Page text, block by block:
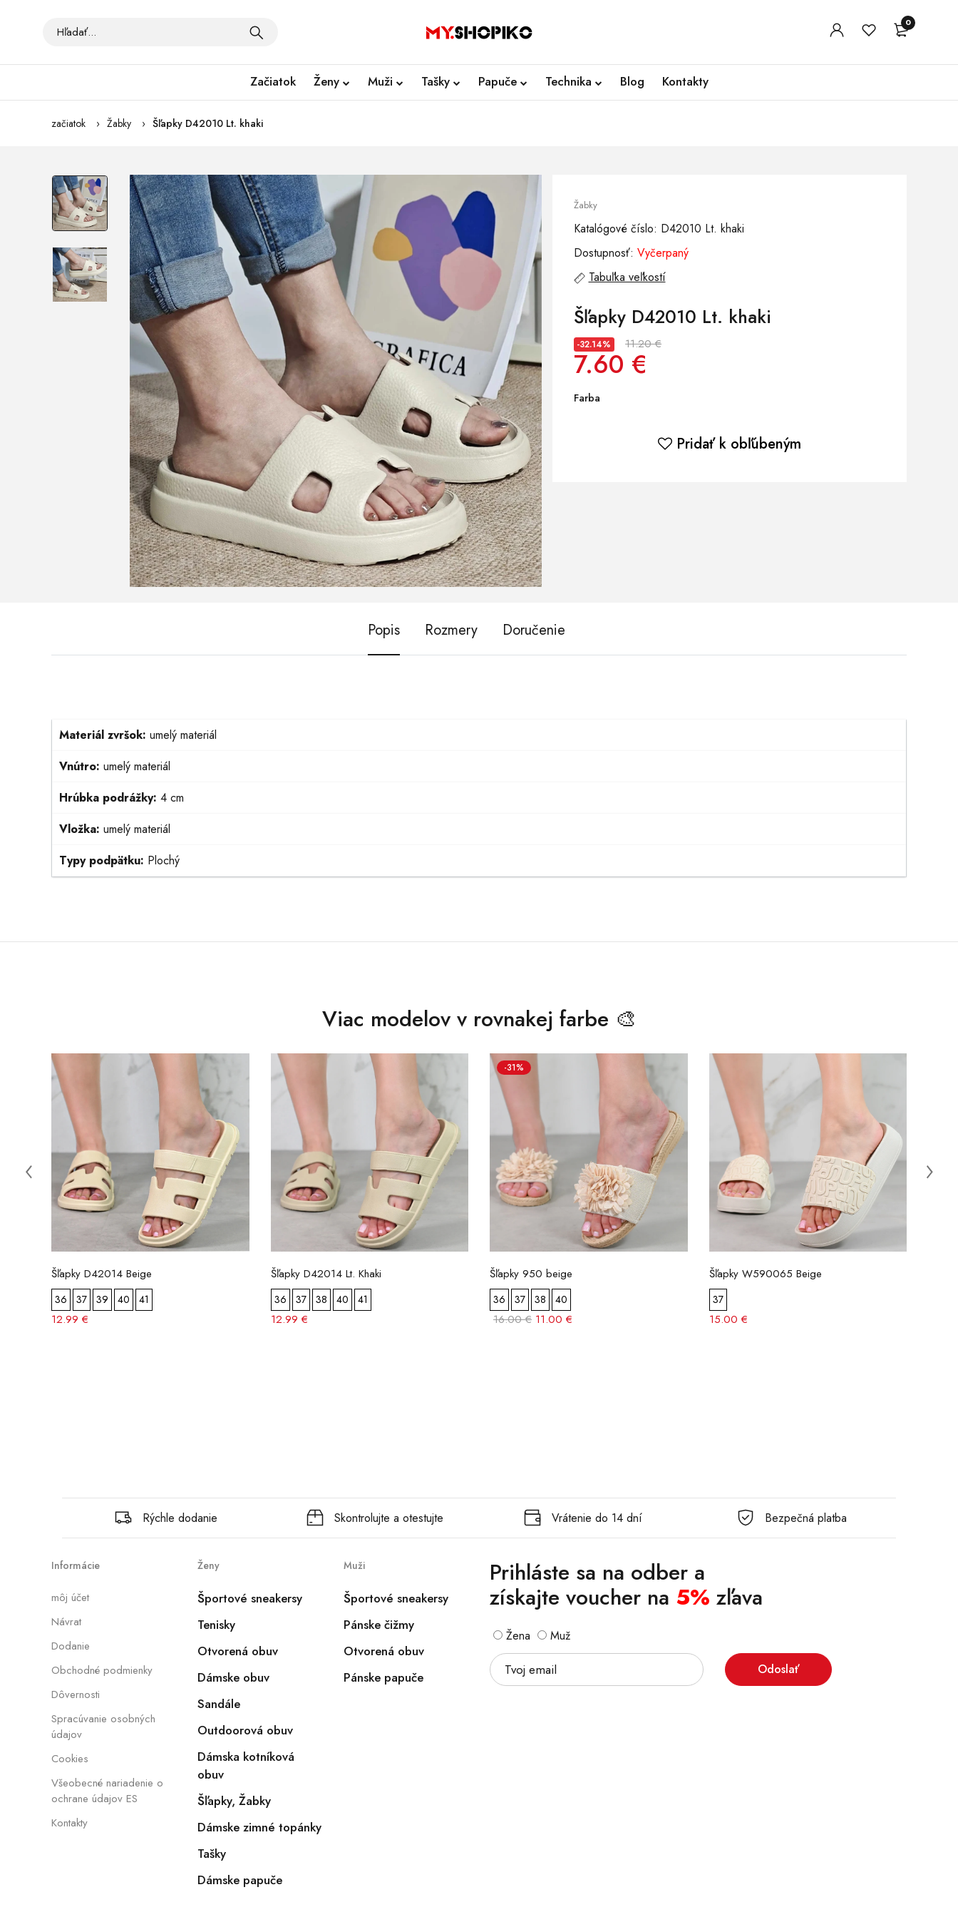
0
Začiatok Ženy Muži Tašky Papuče Technika Blog Kontakty
začiatok Žabky Šľapky D42010 Lt. khaki
Žabky
Katalógové číslo: D42010 Lt. khaki
Dostupnosť: Vyčerpaný
Tabuľka veľkostí
Šľapky D42010 Lt. khaki
-32.14% 11.20 €
7.60 €
Farba
Pridať k obľúbeným
Popis Rozmery Doručenie
Materiál zvršok: umelý materiál
Vnútro: umelý materiál
Hrúbka podrážky: 4 cm
Vložka: umelý materiál
Typy podpätku: Plochý
Viac modelov v rovnakej farbe 🎨
Šľapky D42014 Beige
36 37 39 40 41
12.99 €
Šľapky D42014 Lt. Khaki
36 37 38 40 41
12.99 €
-31%
Šľapky 950 beige
36 37 38 40
16.00 € 11.00 €
Šľapky W590065 Beige
37
15.00 €
Rýchle dodanie Skontrolujte a otestujte Vrátenie do 14 dní Bezpečná platba
Informácie
môj účet
Návrat
Dodanie
Obchodné podmienky
Dôvernosti
Spracúvanie osobných
údajov
Cookies
Všeobecné nariadenie o
ochrane údajov ES
Kontakty
Ženy
Športové sneakersy
Tenisky
Otvorená obuv
Dámske obuv
Sandále
Outdoorová obuv
Dámska kotníková
obuv
Šľapky, Žabky
Dámske zimné topánky
Tašky
Dámske papuče
Muži
Športové sneakersy
Pánske čižmy
Otvorená obuv
Pánske papuče
Prihláste sa na odber a
získajte voucher na 5% zľava
Žena Muž
Odoslať